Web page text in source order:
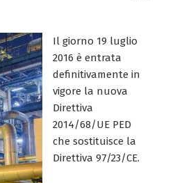
Il giorno 19 luglio
2016 è entrata
definitivamente in
vigore la nuova
Direttiva
2014/68/UE PED
che sostituisce la
Direttiva 97/23/CE.